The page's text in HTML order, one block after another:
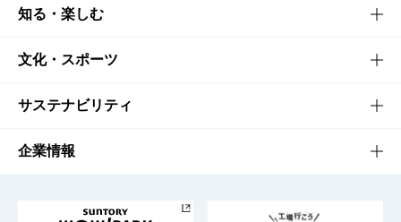
商品TOP
商品一覧
商品発売情報
栄養成分一覧
知る・楽しむ
知る・楽しむTOP
キャンペーン
工場見学
文化・スポーツ
文化・スポーツTOP
サントリーホール
サステナビリティ
サステナビリティTOP
企業情報